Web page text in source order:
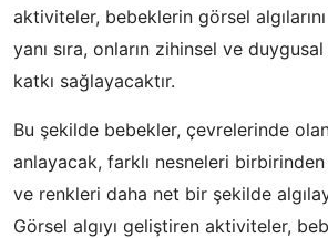
aktiviteler, bebeklerin görsel
yanı sıra, onların zihinsel ve
katkı sağlayacaktır.
Bu şekilde bebekler, çevrelerinde
anlayacak, farklı nesneleri
ve renkleri daha net bir şekilde
Görsel algıyı geliştiren aktiviteler,